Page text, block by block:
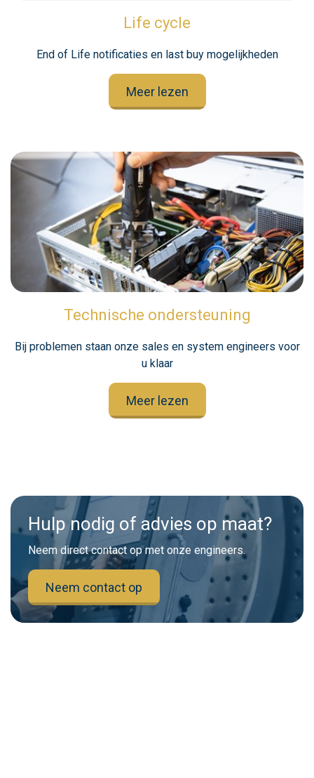
Life cycle
End of Life notificaties en last buy mogelijkheden
Meer lezen
Technische ondersteuning
Bij problemen staan onze sales en system engineers voor
u klaar
Meer lezen
Hulp nodig of advies op maat?
Neem direct contact op met onze engineers.
Neem contact op